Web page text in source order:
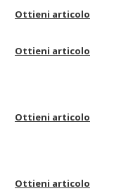
Ottieni articolo
Ottieni articolo
Ottieni articolo
Ottieni articolo